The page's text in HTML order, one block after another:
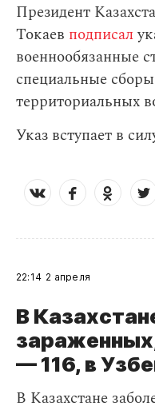
Президент
Токаев подписал
военнообязанные
специальные
территориальных
Указ вступает в
22:14 2 апреля
В
— 116, в
В Казахстане